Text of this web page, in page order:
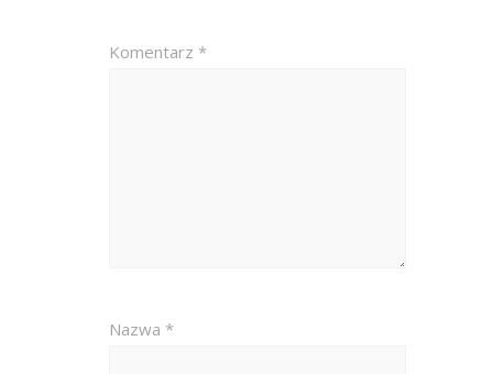
Komentarz *
Nazwa *